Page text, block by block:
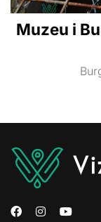
Muzeu i